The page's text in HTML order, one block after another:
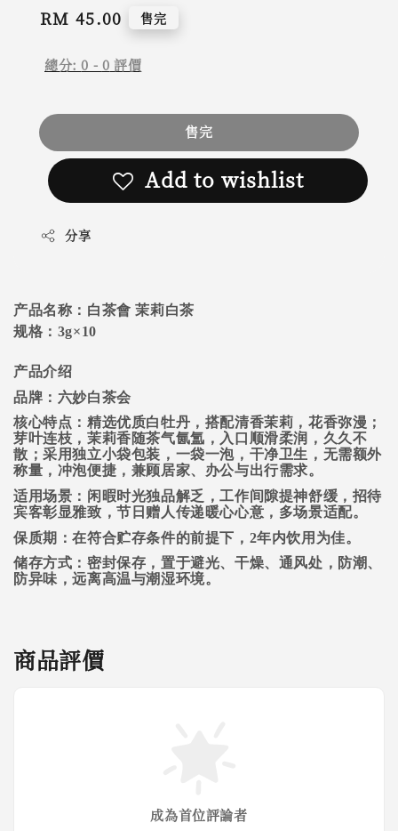
Regular
RM 45.00 售完
總分:0 - 0 評價
售完
Add to wishlist
分享
产品名称：白茶會 茉莉白茶
规格：3g×10
产品介绍
品牌：六妙白茶会
核心特点：精选优质白牡丹，搭配清香茉莉，花香弥漫；
芽叶连枝，茉莉香随茶气氤氲，入口顺滑柔润，久久不
散；采用独立小袋包装，一袋一泡，干净卫生，无需额外
称量，冲泡便捷，兼顾居家、办公与出行需求。
适用场景：闲暇时光独品解乏，工作间隙提神舒缓，招待
宾客彰显雅致，节日赠人传递暖心心意，多场景适配。
保质期：在符合贮存条件的前提下，2年内饮用为佳。
储存方式：密封保存，置于避光、干燥、通风处，防潮、
防异味，远离高温与潮湿环境。
商品評價
成為首位評論者